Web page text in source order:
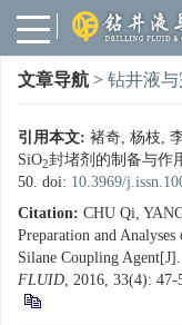
文章导航 > 钻井液
引用本文: 褚奇, 杨枝,
SiO2封堵剂的制备与作
50. doi: 10.3969/
Citation: CHU Qi,
Preparation and
Silane Coupling Agent[J].
FLUID, 2016, 33(4): 47-